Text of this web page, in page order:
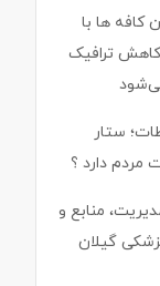
کافه ها با
ترافیک
ستار
مردم دارد ؟
منابع و
گیلان